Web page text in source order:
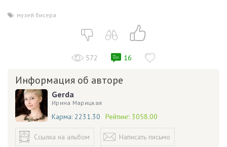
музей бисера
572 16
Информация об авторе
Gerda
Ирина Марицкая
Карма: 2231.30 Рейтинг: 3058.00
Ссылка на альбом Написать письмо